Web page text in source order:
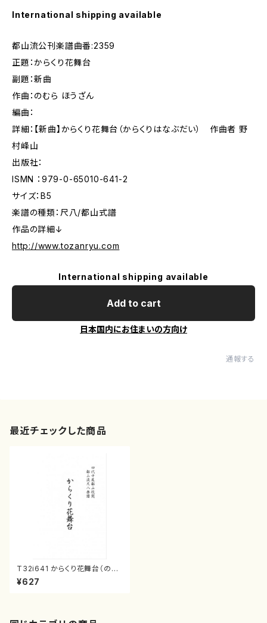
International shipping available
都山流公刊楽譜曲番:2359
正題：からくり花舞台
副題：新曲
作曲：のむら ほうざん
編曲：
詳細：【新曲】からくり花舞台（からくりはなぶだい） 作曲者 野
村峰山
出版社：
ISMN ：979-0-65010-641-2
サイズ：B5
楽譜の種類：尺八/都山式譜
作品の詳細↓
http://www.tozanryu.com
International shipping available
Add to cart
日本国内にお住まいの方向け
通報する
最近チェックした商品
T32i641 からくり花舞台（のむ
ら ほうざん/楽譜）都山流公刊楽
譜曲番:2359
¥627